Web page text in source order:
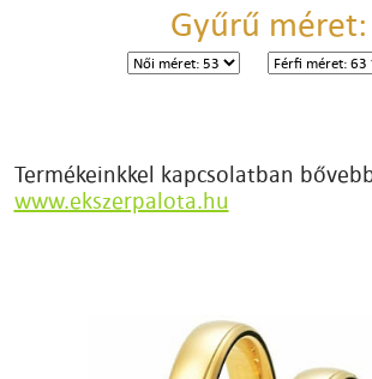
Gyűrű méret:
Termékeinkkel kapcsolatban
www.ekszerpalota.hu